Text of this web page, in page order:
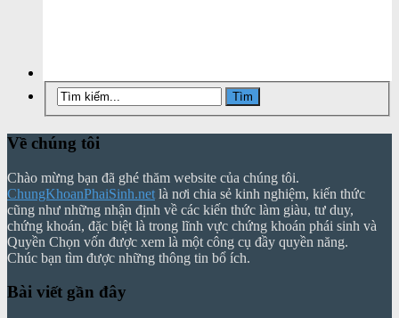
Về chúng tôi
Chào mừng bạn đã ghé thăm website của chúng tôi.
ChungKhoanPhaiSinh.net là nơi chia sẻ kinh nghiệm, kiến thức
cũng như những nhận định về các kiến thức làm giàu, tư duy,
chứng khoán, đặc biệt là trong lĩnh vực chứng khoán phái sinh và
Quyền Chọn vốn được xem là một công cụ đầy quyền năng.
Chúc bạn tìm được những thông tin bổ ích.
Bài viết gần đây